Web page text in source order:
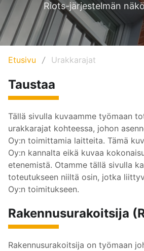
Riots-järjestelmän
Etusivu Urakkarajat
Taustaa
Tällä sivulla kuvaamme työmaan
urakkarajat kohteessa, johon
Oy:n toimittamia laitteita. Tämä
Oy:n kannalta eikä kuvaa
etenemistä. Otamme tällä sivulla
toteutukseen niiltä osin, jotka
Oy:n toimitukseen.
Rakennusurakoitsija
Rakennusurakoitsija on työmaan